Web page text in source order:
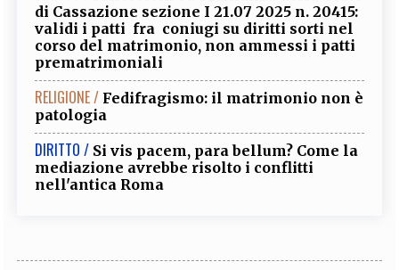
di Cassazione sezione I 21.07 2025 n. 20415:
validi i patti fra coniugi su diritti sorti nel
corso del matrimonio, non ammessi i patti
prematrimoniali
RELIGIONE / Fedifragismo: il matrimonio non è
patologia
DIRITTO / Si vis pacem, para bellum? Come la
mediazione avrebbe risolto i conflitti
nell'antica Roma